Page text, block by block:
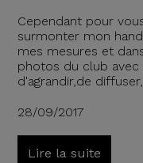
Cependant pour
surmonter mon
mes mesures et
photos du club avec
d'agrandir,de
28/09/2017
Lire la suite